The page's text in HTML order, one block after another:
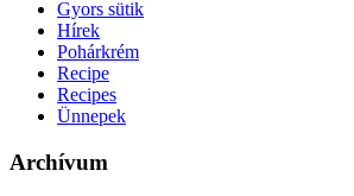
Gyors sütik
Hírek
Pohárkrém
Recipe
Recipes
Ünnepek
Archívum